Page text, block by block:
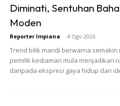
Diminati, Sentuhan
Moden
Reporter Impiana - 4 Ogo 2026
Trend bilik mandi berwarna
pemilik kediaman mula menjadikan
daripada ekspresi gaya hidup dan